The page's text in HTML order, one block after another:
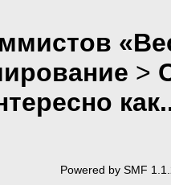
>
Powered by SMF